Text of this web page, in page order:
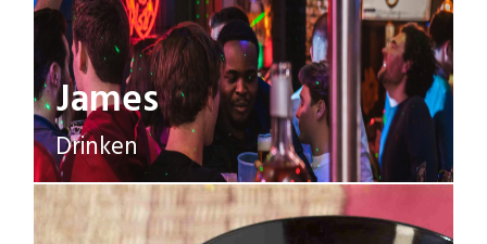
James
Drinken